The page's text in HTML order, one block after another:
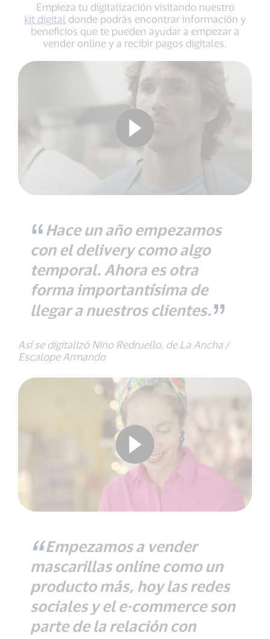
Empieza tu digitalización visitando nuestro
kit digital donde podrás encontrar información y
beneficios que te pueden ayudar a empezar a
vender online y a recibir pagos digitales.
Hace un año empezamos
con el delivery como algo
temporal. Ahora es otra
forma importantísima de
llegar a nuestros clientes.
Así se digitalizó Nino Redruello, de La Ancha /
Escalope Armando
Empezamos a vender
mascarillas online como un
producto más, hoy las redes
sociales y el e-commerce son
parte de la relación con